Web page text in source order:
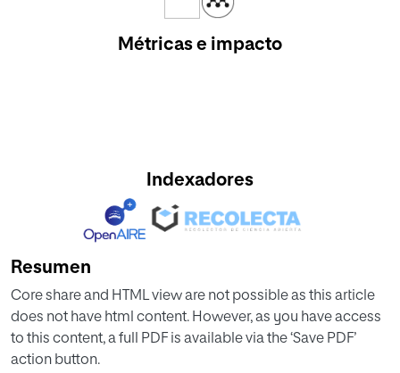
Métricas e impacto
Indexadores
Resumen
Core share and HTML view are not possible as this article
does not have html content. However, as you have access
to this content, a full PDF is available via the ‘Save PDF’
action button.